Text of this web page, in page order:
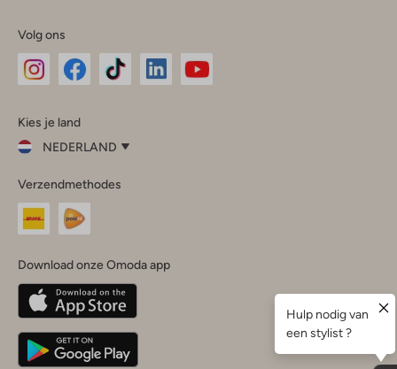
Volg ons
InstagramFacebook
Kies je land
NEDERLAND
je
land
Nederland
Belgique(Français)
Deutschland
Verzendmethodes
Download onze Omoda app